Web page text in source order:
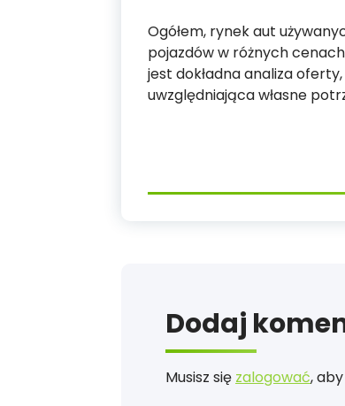
Ogółem, rynek aut
pojazdów w różnych
jest dokładna analiza
uwzględniająca własne
Dodaj
Musisz się zalogować,